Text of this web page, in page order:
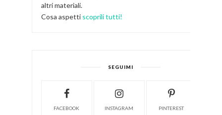
altri materiali.
Cosa aspetti scoprili tutti!
SEGUIMI
FACEBOOK INSTAGRAM PINTEREST